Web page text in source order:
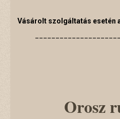
Vásárolt szolgáltatás esetén
Orosz